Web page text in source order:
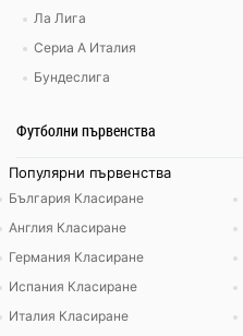
Ла Лига
Сериа А Италия
Бундеслига
Футболни първенства
Популярни първенства
България Класиране
Англия Класиране
Германия Класиране
Испания Класиране
Италия Класиране